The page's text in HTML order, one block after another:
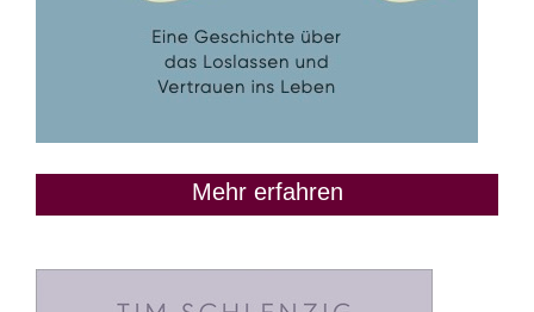
Mehr erfahren